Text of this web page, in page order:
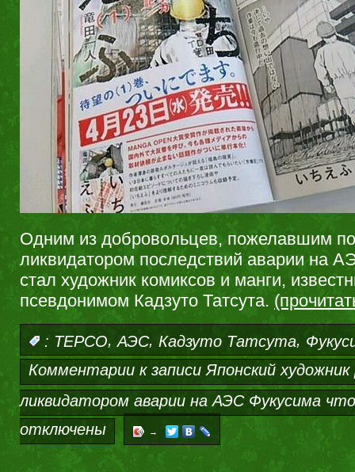
Одним из добровольцев, пожелавшим
ликвидатором последствий аварии на
стал художник комиксов и манги,
псевдонимом Кадзуто Татсута.
: TEPCO, АЭС, Кадзуто Татсута,
Комментарии к записи Японский
ликвидатором аварии на АЭС Фукусима
отключены
→